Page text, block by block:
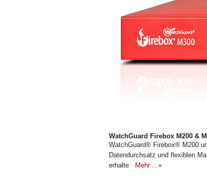
WatchGuard Firebox M200 &
WatchGuard® Firebox® M200
Datendurchsatz und flexiblen
erhalte
Mehr ...»